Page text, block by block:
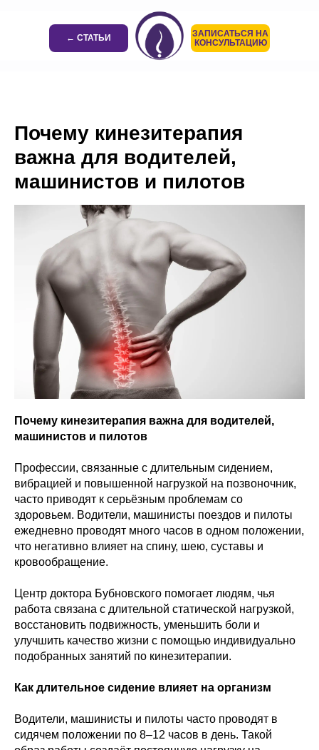
← СТАТЬИ
ЗАПИСАТЬСЯ НА
КОНСУЛЬТАЦИЮ
Почему кинезитерапия
важна для водителей,
машинистов и пилотов
Почему кинезитерапия важна для водителей,
машинистов и пилотов
Профессии, связанные с длительным сидением,
вибрацией и повышенной нагрузкой на позвоночник,
часто приводят к серьёзным проблемам со
здоровьем. Водители, машинисты поездов и пилоты
ежедневно проводят много часов в одном положении,
что негативно влияет на спину, шею, суставы и
кровообращение.
Центр доктора Бубновского помогает людям, чья
работа связана с длительной статической нагрузкой,
восстановить подвижность, уменьшить боли и
улучшить качество жизни с помощью индивидуально
подобранных занятий по кинезитерапии.
Как длительное сидение влияет на организм
Водители, машинисты и пилоты часто проводят в
сидячем положении по 8–12 часов в день. Такой